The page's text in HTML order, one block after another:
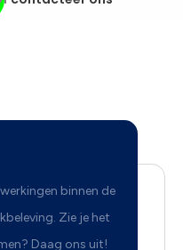
binnen de
Zie je het
Daag ons uit!